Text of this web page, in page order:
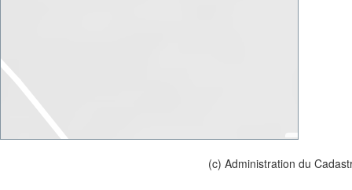
(c) Administration du